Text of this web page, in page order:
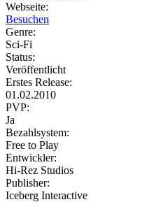
Webseite:
Besuchen
Genre:
Sci-Fi
Status:
Veröffentlicht
Erstes Release:
01.02.2010
PVP:
Ja
Bezahlsystem:
Free to Play
Entwickler:
Hi-Rez Studios
Publisher:
Iceberg Interactive